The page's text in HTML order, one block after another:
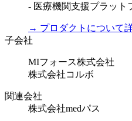
- 医療機関支援プラット
→ プロダクトについて
子会社
MIフォース株式会社
株式会社コルボ
関連会社
株式会社medパス